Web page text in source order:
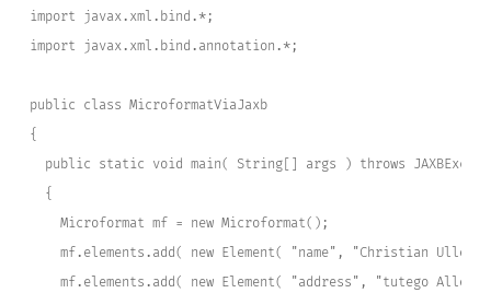
import javax.xml.bind.*;
import javax.xml.bind.annotation.*;
public class MicroformatViaJaxb
{
public static void main( String[] args ) throws
  {
    Microformat mf = new Microformat();
mf.elements.add( new Element( "name", "Christian
mf.elements.add( new Element( "address", "tutego Allee"